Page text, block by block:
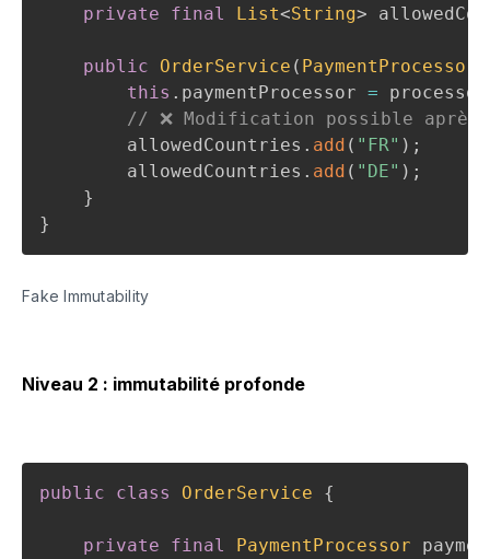
private
final List<String>
public OrderService ( PaymentProcessor
this . paymentProcessor = processor
// ❌ Modification possible après
        allowedCountries
. add ( "FR" ) ;
        allowedCountries
. add ( "DE" ) ;
}
}
Fake Immutability
Niveau 2 : immutabilité profonde
public class OrderService {
private final PaymentProcessor